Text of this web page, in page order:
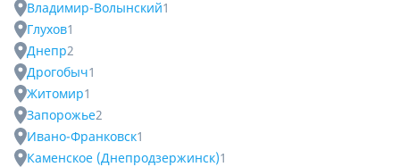
Владимир-Волынский1
Глухов1
Днепр2
Дрогобыч1
Житомир1
Запорожье2
Ивано-Франковск1
Каменское (Днепродзержинск)1